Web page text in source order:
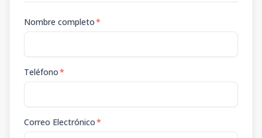
Nombre completo*
Teléfono*
Correo Electrónico*